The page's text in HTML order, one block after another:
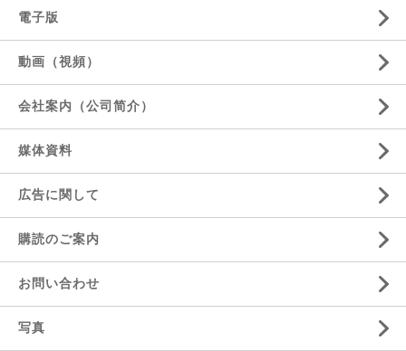
電子版
動画（視頻）
会社案内（公司简介）
媒体資料
広告に関して
購読のご案内
お問い合わせ
写真